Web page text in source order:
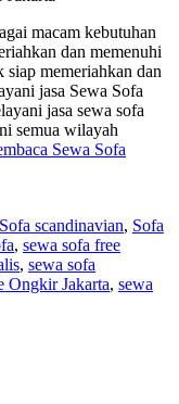
macam kebutuhan
dan memenuhi
siap memeriahkan dan
jasa Sewa Sofa
jasa sewa sofa
semua wilayah
Sewa Sofa
Sofa scandinavian, Sofa
, sewa sofa free
, sewa sofa
Ongkir Jakarta, sewa